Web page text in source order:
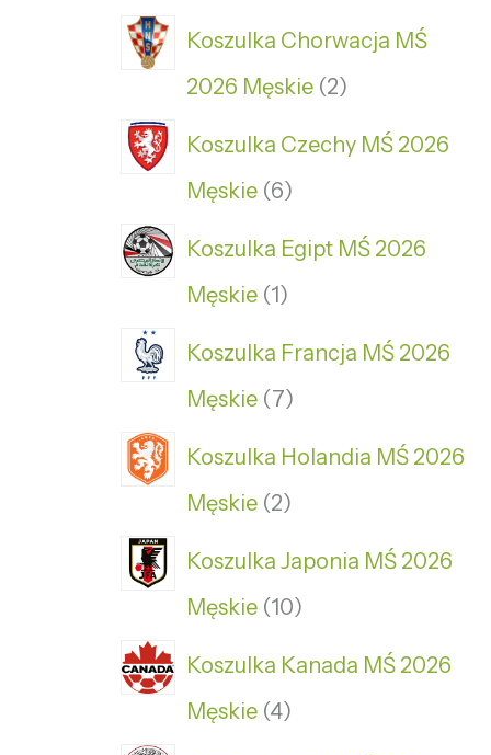
Koszulka Chorwacja MŚ
2026 Męskie 2
Koszulka Czechy MŚ 2026
Męskie 6
Koszulka Egipt MŚ 2026
Męskie 1
Koszulka Francja MŚ 2026
Męskie 7
Koszulka Holandia MŚ 2026
Męskie 2
Koszulka Japonia MŚ 2026
Męskie 10
Koszulka Kanada MŚ 2026
Męskie 4